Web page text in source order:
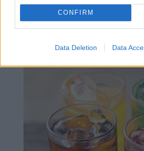
CONFIRM
Data Deletion Data